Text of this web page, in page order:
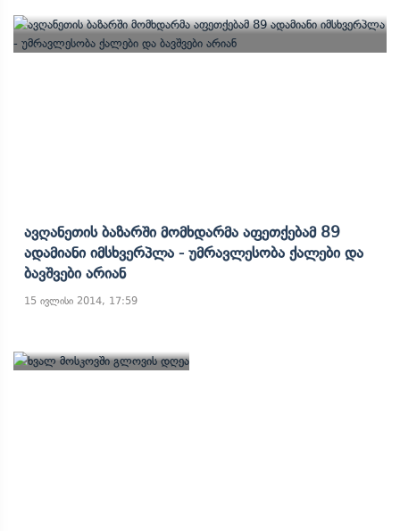
Ავღანეთის Ბაზარში Მომხდარმა Აფეთქებამ 89
Ადამიანი Იმსხვერპლა - Უმრავლესობა Ქალები Და
Ბავშვები Არიან
15 ივლისი 2014, 17:59